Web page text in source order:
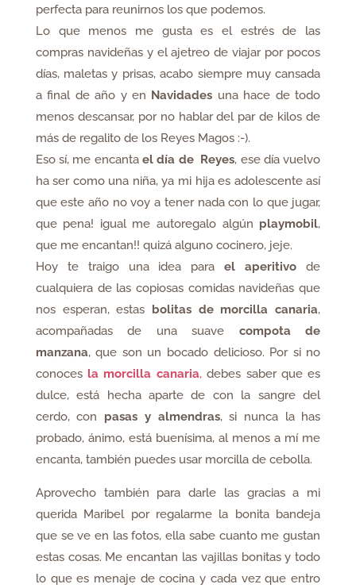
perfecta para reunirnos los que podemos.
Lo que menos me gusta es el estrés de las
compras navideñas y el ajetreo de viajar por pocos
días, maletas y prisas, acabo siempre muy cansada
a final de año y en Navidades una hace de todo
menos descansar, por no hablar del par de kilos de
más de regalito de los Reyes Magos :-).
Eso sí, me encantael día de Reyes, ese día vuelvo
ha ser como una niña, ya mi hija es adolescente así
que este año no voy a tener nada con lo que jugar,
que pena! igual me autoregalo algún playmobil,
que me encantan!! quizá alguno cocinero, jeje.
Hoy te traigo una idea parael aperitivo de
cualquiera de las copiosas comidas navideñas que
nos esperan, estas bolitas de morcilla canaria,
acompañadas de una suave compota de
manzana, que son un bocado delicioso. Por si no
conoces la morcilla canaria,debes saber que es
dulce, está hecha aparte de con la sangre del
cerdo, con pasas y almendras, si nunca la has
probado, ánimo, está buenísima, al menos a mí me
encanta, también puedes usar morcilla de cebolla.
Aprovecho también para darle las gracias a mi
querida Maribel por regalarme la bonita bandeja
que se ve en las fotos, ella sabe cuanto me gustan
estas cosas. Me encantan las vajillas bonitas y todo
lo que es menaje de cocina y cada vez que entro